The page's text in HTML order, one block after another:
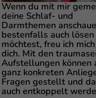
Wenn du mit mir
deine Schlaf- und
Darmthemen
bestenfalls auch lösen
möchtest, freu ich
dich. Mit den
Aufstellungen können
ganz konkreten
Fragen gestellt und
auch entkoppelt